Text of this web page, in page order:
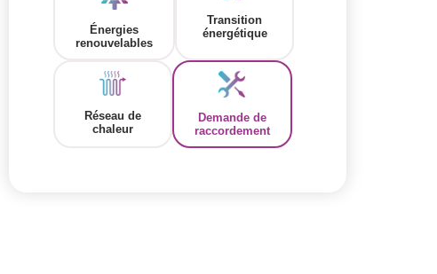
Énergies
renouvelables
Transition
énergétique
Réseau de
chaleur
Demande de
raccordement